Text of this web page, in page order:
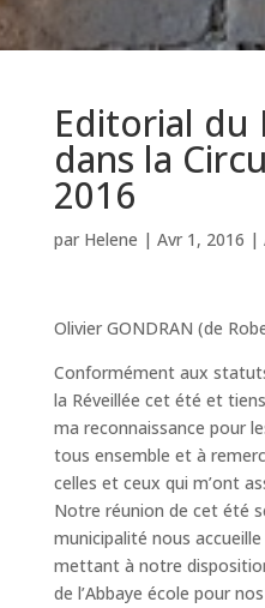
Editorial du
dans la
2016
par Helene | Avr 1, 2016 |
Olivier GONDRAN (de
Conformément aux
la Réveillée cet été et
ma reconnaissance pour
tous ensemble et à
celles et ceux qui m’ont
Notre réunion de cet été
municipalité nous
mettant à notre
de l’Abbaye école pour